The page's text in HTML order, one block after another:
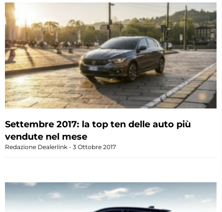
Settembre 2017: la top ten delle auto più
vendute nel mese
Redazione Dealerlink 3 Ottobre 2017